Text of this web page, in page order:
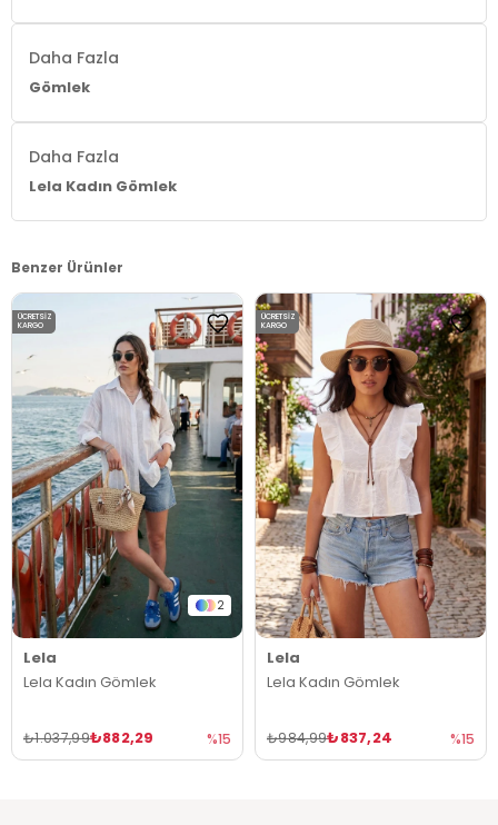
Daha Fazla
Gömlek
Daha Fazla
Lela Kadın Gömlek
Benzer Ürünler
2
Lela
Lela Kadın Gömlek
₺882,29
₺1.037,99 %15
ÜCRETSIZ
KARGO
Lela
Lela Kadın Gömlek
₺837,24
₺984,99 %15
ÜCRETSIZ
KARGO